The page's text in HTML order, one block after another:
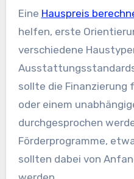
Eine Hauspreis
helfen, erste
verschiedene
sollte die Finanzierung
oder einem
durchgesprochen
Förderprogramme,
sollten dabei von